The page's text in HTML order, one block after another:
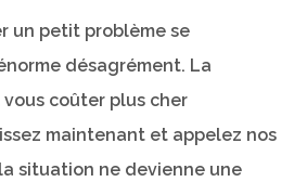
un petit problème se
désagrément. La
coûter plus cher
maintenant et appelez nos
situation ne devienne une